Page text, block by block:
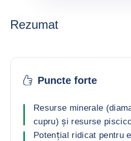
Rezumat
Puncte forte
Resurse minerale
cupru) și resurse
Potențial ridicat pentru